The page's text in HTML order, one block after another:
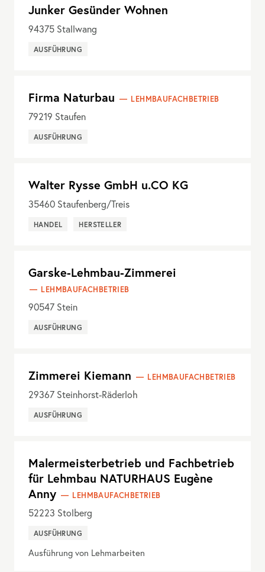
Junker Gesünder Wohnen
94375 Stallwang
AUSFÜHRUNG
Firma Naturbau LEHMBAUFACHBETRIEB
79219 Staufen
AUSFÜHRUNG
Walter Rysse GmbH u.CO KG
35460 Staufenberg/Treis
HANDEL HERSTELLER
Garske-Lehmbau-Zimmerei
LEHMBAUFACHBETRIEB
90547 Stein
AUSFÜHRUNG
Zimmerei Kiemann LEHMBAUFACHBETRIEB
29367 Steinhorst-Räderloh
AUSFÜHRUNG
Malermeisterbetrieb und Fachbetrieb
für Lehmbau NATURHAUS Eugène
Anny
LEHMBAUFACHBETRIEB
52223 Stolberg
AUSFÜHRUNG
Ausführung von Lehmarbeiten